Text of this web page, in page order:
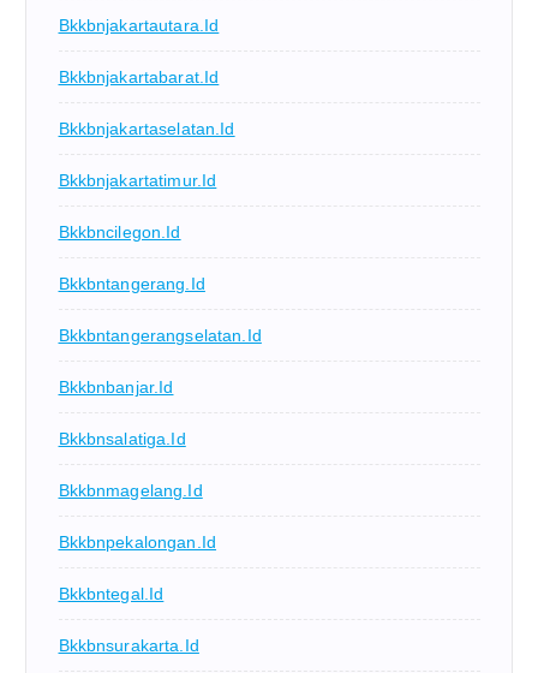
Bkkbnjakartautara.id
Bkkbnjakartabarat.id
Bkkbnjakartaselatan.id
Bkkbnjakartatimur.id
Bkkbncilegon.id
Bkkbntangerang.id
Bkkbntangerangselatan.id
Bkkbnbanjar.id
Bkkbnsalatiga.id
Bkkbnmagelang.id
Bkkbnpekalongan.id
Bkkbntegal.id
Bkkbnsurakarta.id